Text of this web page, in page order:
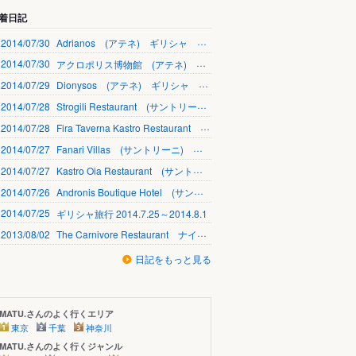
日記
2014/07/30 Adrianos (アテネ) ギリシャ 2014.7.30
2014/07/30 アクロポリス博物館 (アテネ) ギリシャ 2014.7.30
2014/07/29 Dionysos (アテネ) ギリシャ 2014.7.29
2014/07/28 Strogili Restaurant (サントリーニ) ギリシャ 2014.7.28
2014/07/28 Fira Taverna Kastro Restaurant (サントリーニ) ギリシャ 2014.7.28
2014/07/27 Fanari Villas (サントリーニ) ギリシャ 2014.7.27
2014/07/27 Kastro Oia Restaurant (サントリーニ) ギリシャ 2014.7.27
2014/07/26 Andronis Boutique Hotel (サントリーニ) ギリシャ 2014.7.26
2014/07/25 ギリシャ旅行 2014.7.25～2014.8.1
2013/08/02 The Carnivore Restaurant ナイロビ（ケニア）2013.8.2
日記をもっと見る
MATU.さんのよく行くエリア
東京 千葉 神奈川
MATU.さんのよく行くジャンル